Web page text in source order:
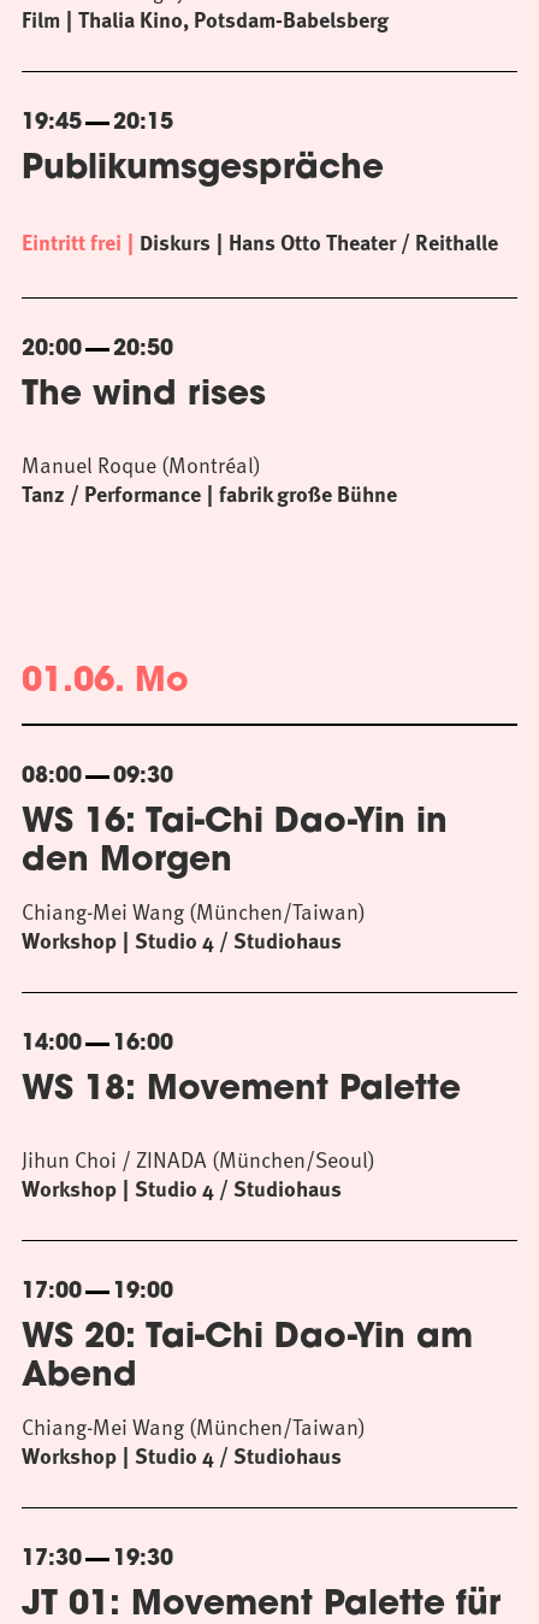
Film Thalia Kino, Potsdam-Babelsberg
19:45 20:15
Publikumsgespräche
Eintritt frei Diskurs Hans Otto Theater / Reithalle
20:00 20:50
The wind rises
Tanz / Performance fabrik große Bühne
Manuel Roque (Montréal)
01.06. Mo
08:00 09:30
WS 16: Tai-Chi Dao-Yin in
den Morgen
Workshop Studio 4 / Studiohaus
Chiang-Mei Wang (München/Taiwan)
14:00 16:00
WS 18: Movement Palette
Workshop Studio 4 / Studiohaus
Jihun Choi / ZINADA (München/Seoul)
17:00 19:00
WS 20: Tai-Chi Dao-Yin am
Abend
Workshop Studio 4 / Studiohaus
Chiang-Mei Wang (München/Taiwan)
17:30 19:30
JT 01: Movement Palette für